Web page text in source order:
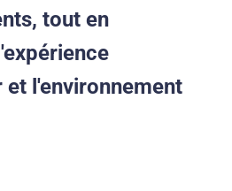
tout en
l'environnement